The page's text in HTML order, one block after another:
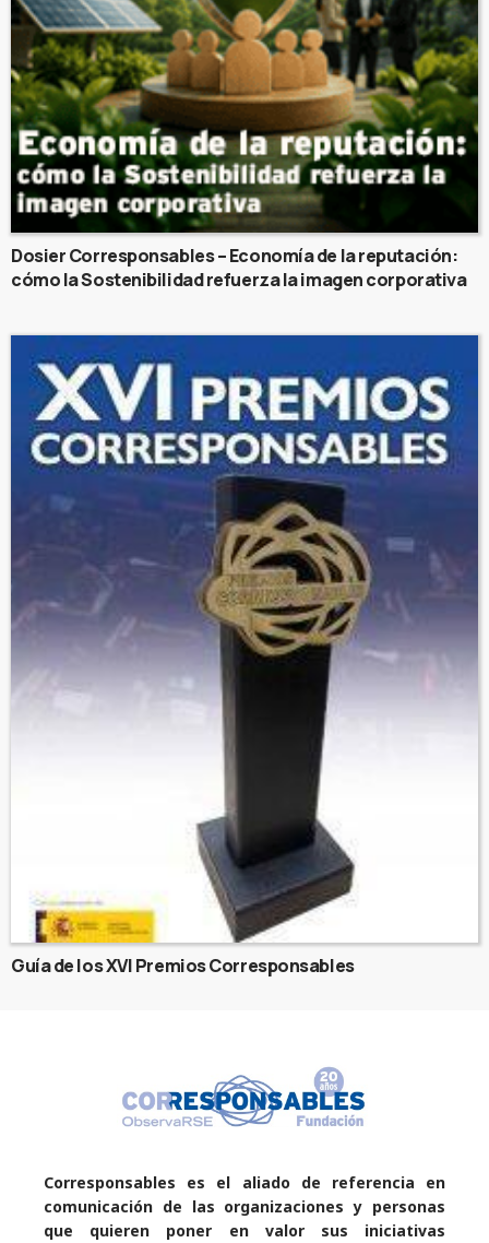
Dosier Corresponsables – Economía de la reputación:
cómo la Sostenibilidad refuerza la imagen corporativa
Guía de los XVI Premios Corresponsables
Corresponsables es el aliado de referencia en
comunicación de las organizaciones y personas
que quieren poner en valor sus iniciativas